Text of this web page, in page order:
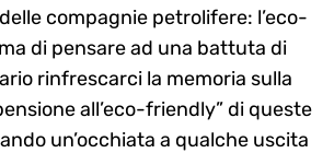
compagnie petrolifere: l’eco-
di pensare ad una battuta di
rinfrescarci la memoria sulla
all’eco-friendly” di queste
un’occhiata a qualche uscita